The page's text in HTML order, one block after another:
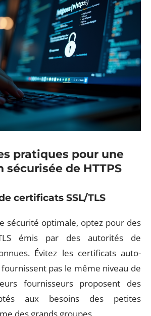
pratiques pour une
de HTTPS
certificats SSL/TLS
sécurité optimale, optez pour des
TLS émis par des autorités de
Évitez les certificats auto-
pas le même niveau de
fournisseurs proposent des
aux besoins des petites